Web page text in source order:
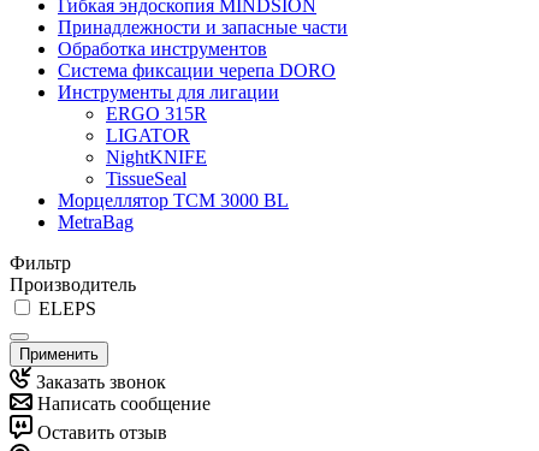
Гибкая эндоскопия MINDSION
Принадлежности и запасные части
Обработка инструментов
Система фиксации черепа DORO
Инструменты для лигации
ERGO 315R
LIGATOR
NightKNIFE
TissueSeal
Морцеллятор ТСМ 3000 BL
MetraBag
Фильтр
Производитель
ELEPS
Применить
Заказать звонок
Написать сообщение
Оставить отзыв